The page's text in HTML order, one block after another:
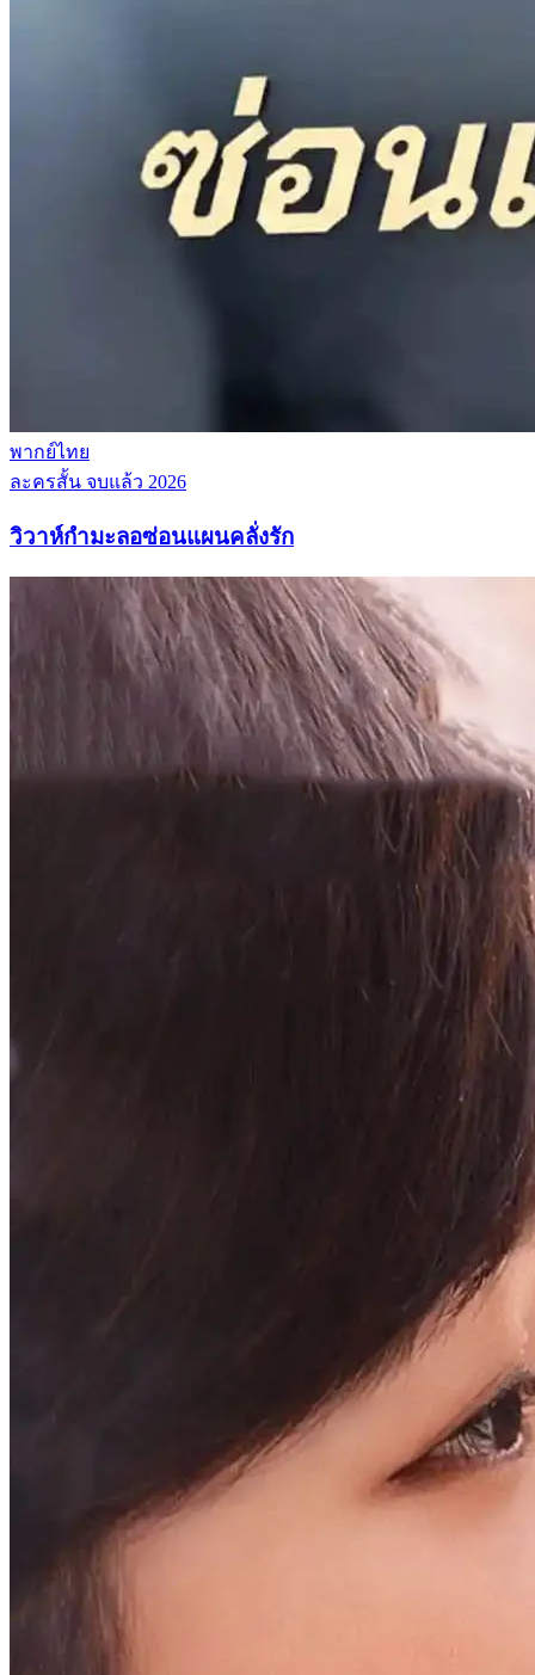
พากย์ไทย
ละครสั้น จบแล้ว 2026
วิวาห์กำมะลอซ่อนแผนคลั่งรัก